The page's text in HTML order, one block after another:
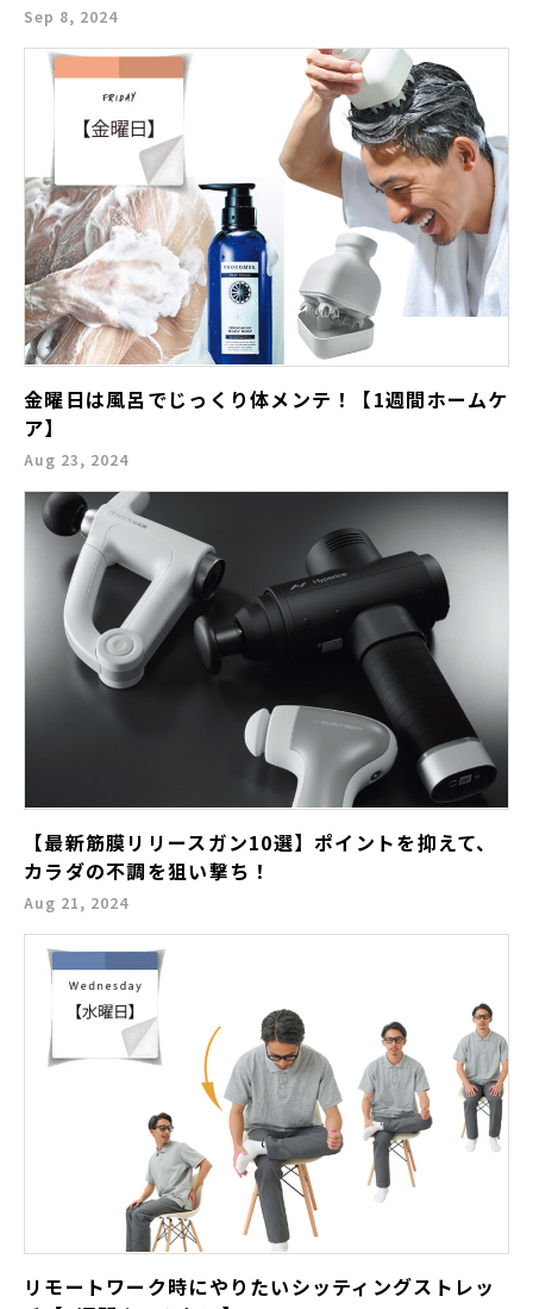
Sep 8, 2024
金曜日は風呂でじっくり体メンテ！【1週間ホームケ
ア】
Aug 23, 2024
【最新筋膜リリースガン10選】ポイントを抑えて、
カラダの不調を狙い撃ち！
Aug 21, 2024
リモートワーク時にやりたいシッティングストレッ